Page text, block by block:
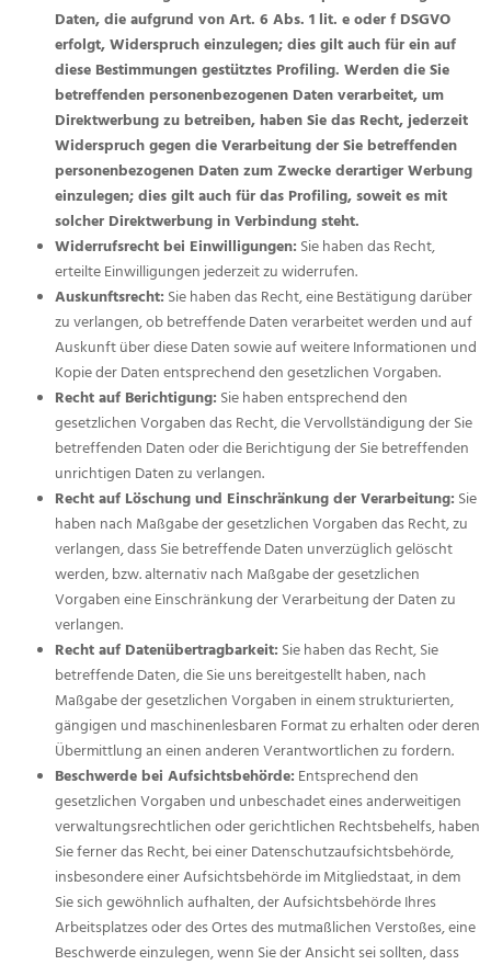
Daten, die aufgrund von Art. 6 Abs. 1 lit. e oder f DSGVO
erfolgt, Widerspruch einzulegen; dies gilt auch für ein auf
diese Bestimmungen gestütztes Profiling. Werden die Sie
betreffenden personenbezogenen Daten verarbeitet, um
Direktwerbung zu betreiben, haben Sie das Recht, jederzeit
Widerspruch gegen die Verarbeitung der Sie betreffenden
personenbezogenen Daten zum Zwecke derartiger Werbung
einzulegen; dies gilt auch für das Profiling, soweit es mit
solcher Direktwerbung in Verbindung steht.
Widerrufsrecht bei Einwilligungen: Sie haben das Recht,
erteilte Einwilligungen jederzeit zu widerrufen.
Auskunftsrecht: Sie haben das Recht, eine Bestätigung darüber
zu verlangen, ob betreffende Daten verarbeitet werden und auf
Auskunft über diese Daten sowie auf weitere Informationen und
Kopie der Daten entsprechend den gesetzlichen Vorgaben.
Recht auf Berichtigung: Sie haben entsprechend den
gesetzlichen Vorgaben das Recht, die Vervollständigung der Sie
betreffenden Daten oder die Berichtigung der Sie betreffenden
unrichtigen Daten zu verlangen.
Recht auf Löschung und Einschränkung der Verarbeitung: Sie
haben nach Maßgabe der gesetzlichen Vorgaben das Recht, zu
verlangen, dass Sie betreffende Daten unverzüglich gelöscht
werden, bzw. alternativ nach Maßgabe der gesetzlichen
Vorgaben eine Einschränkung der Verarbeitung der Daten zu
verlangen.
Recht auf Datenübertragbarkeit: Sie haben das Recht, Sie
betreffende Daten, die Sie uns bereitgestellt haben, nach
Maßgabe der gesetzlichen Vorgaben in einem strukturierten,
gängigen und maschinenlesbaren Format zu erhalten oder deren
Übermittlung an einen anderen Verantwortlichen zu fordern.
Beschwerde bei Aufsichtsbehörde: Entsprechend den
gesetzlichen Vorgaben und unbeschadet eines anderweitigen
verwaltungsrechtlichen oder gerichtlichen Rechtsbehelfs, haben
Sie ferner das Recht, bei einer Datenschutzaufsichtsbehörde,
insbesondere einer Aufsichtsbehörde im Mitgliedstaat, in dem
Sie sich gewöhnlich aufhalten, der Aufsichtsbehörde Ihres
Arbeitsplatzes oder des Ortes des mutmaßlichen Verstoßes, eine
Beschwerde einzulegen, wenn Sie der Ansicht sei sollten, dass